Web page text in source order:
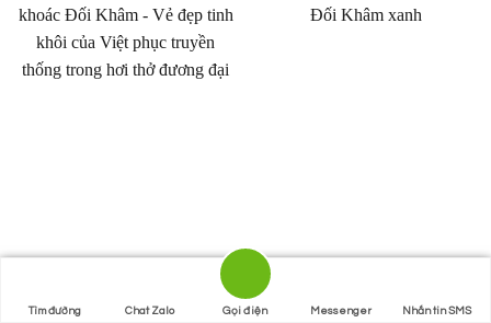
Tìm đường Chat Zalo Gọi điện Messenger Nhắn tin SMS